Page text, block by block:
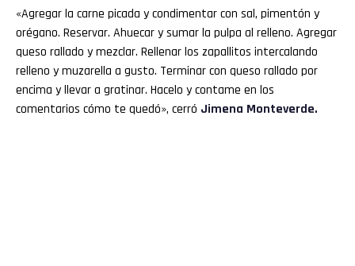
«Agregar la carne picada y condimentar con sal, pimentón y
orégano. Reservar. Ahuecar y sumar la pulpa al relleno. Agregar
queso rallado y mezclar. Rellenar los zapallitos intercalando
relleno y muzarella a gusto. Terminar con queso rallado por
encima y llevar a gratinar. Hacelo y contame en los
comentarios cómo te quedó», cerró Jimena Monteverde.